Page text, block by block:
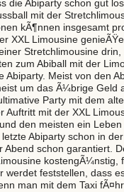
die Abiparty schon gut
mit der
kÃ¶nnen insgesamt
XXL Limousine
Stretchlimousine
zum Abiball mit der
Abiparty. Meist von den
um das Ã¼brige Geld
Party mit dem
Auftritt mit der XXL
den meisten ein
Abiparty schon in
Abend schon garantiert.
kostengÃ¼nstig,
werdet feststellen, dass
man mit dem Taxi